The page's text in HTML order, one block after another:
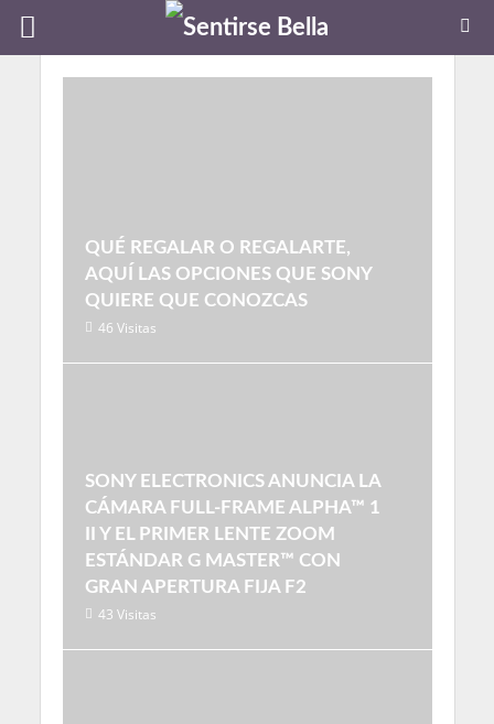
QUÉ REGALAR O REGALARTE,
AQUÍ LAS OPCIONES QUE SONY
QUIERE QUE CONOZCAS
46 Visitas
SONY ELECTRONICS ANUNCIA LA
CÁMARA FULL-FRAME ALPHA™ 1
II Y EL PRIMER LENTE ZOOM
ESTÁNDAR G MASTER™ CON
GRAN APERTURA FIJA F2
43 Visitas